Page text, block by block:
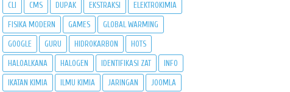
CLI CMS DUPAK EKSTRAKSI ELEKTROKIMIA
FISIKA MODERN GAMES GLOBAL WARMING
GOOGLE GURU HIDROKARBON HOTS
HALOALKANA HALOGEN IDENTIFIKASI ZAT INFO
IKATAN KIMIA ILMU KIMIA JARINGAN JOOMLA